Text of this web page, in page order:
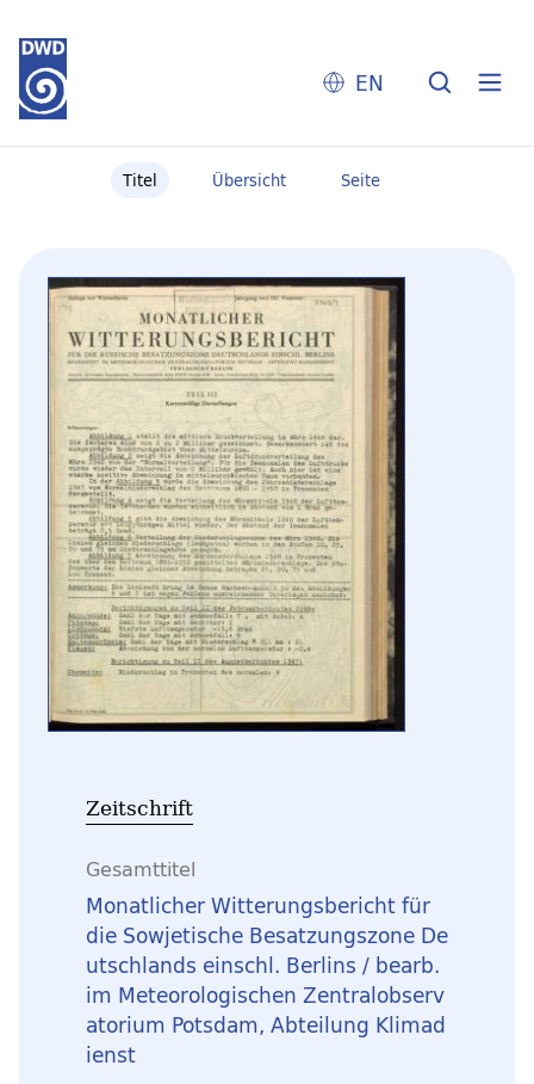
EN
Titel Übersicht Seite
Zeitschrift
Gesamttitel
Monatlicher Witterungsbericht für
die Sowjetische Besatzungszone De
utschlands einschl. Berlins / bearb.
im Meteorologischen Zentralobserv
atorium Potsdam, Abteilung Klimad
ienst